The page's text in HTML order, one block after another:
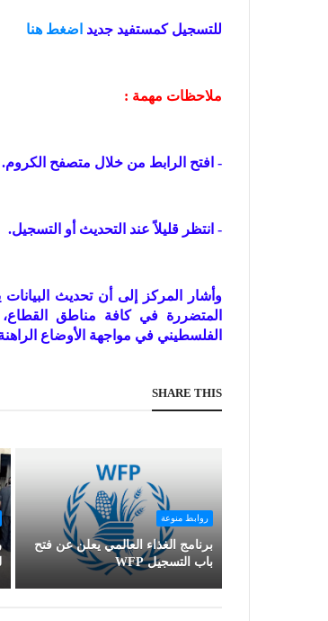
للتسجيل كمستفيد جديد اضغط هنا
ملاحظات مهمة :
- افتح الرابط من خلال متصفح الكروم.
- انتظر قليلاً عند التحديث أو التسجيل.
وأشار المركز إلى أن تحديث
المتضررة في كافة مناطق
الفلسطيني في مواجهة الأوضاع
SHARE THIS
روابط منوعة
برنامج الغذاء العالمي يعلن عن فتح
باب التسجيل WFP